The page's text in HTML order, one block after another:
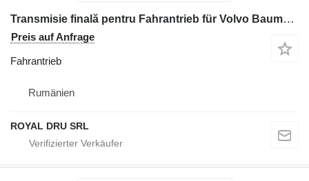
Transmisie finală pentru Fahrantrieb für Volvo Baumaschinen
Preis auf Anfrage
Fahrantrieb
Rumänien
ROYAL DRU SRL